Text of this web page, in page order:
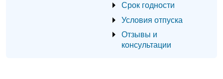
Срок годности
Условия отпуска
Отзывы и
консультации